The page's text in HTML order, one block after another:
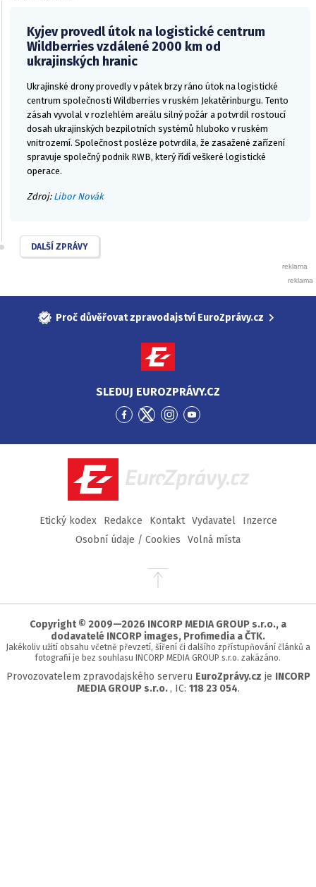
Kyjev provedl útok na logistické centrum
Wildberries vzdálené 2000 km od
ukrajinských hranic
Ukrajinské drony provedly v pátek brzy ráno útok na logistické
centrum společnosti Wildberries v ruském Jekatěrinburgu. Tento
zásah vyvolal v rozlehlém areálu silný požár a potvrdil rostoucí
dosah ukrajinských bezpilotních systémů hluboko v ruském
vnitrozemí. Společnost posléze potvrdila, že zasažené zařízení
spravuje společný podnik RWB, který řídí veškeré logistické
operace.
Zdroj: Libor Novák
DALŠÍ ZPRÁVY
Proč důvěřovat zpravodajství EuroZprávy.cz
SLEDUJ EUROZPRÁVY.CZ
Přejít
Facebook
Přejít
Twitter
Přejít
Instagram
Přejít
YouTube
EuroZprávy.cz
Etický kodex Redakce Kontakt Vydavatel
Inzerce
Osobní údaje / Cookies
Volná místa
Přejít
stránky
Copyright © 2009—2026 INCORP MEDIA GROUP s.r.o., a
dodavatelé INCORP images, Profimedia a ČTK.
Jakékoliv užití obsahu včetně převzetí, šíření či dalšího zpřístupňování článků a
fotografií je bez souhlasu INCORP MEDIA GROUP s.r.o. zakázáno.
Provozovatelem zpravodajského serveru EuroZprávy.cz je INCORP
MEDIA GROUP s.r.o. , IC: 118 23 054.